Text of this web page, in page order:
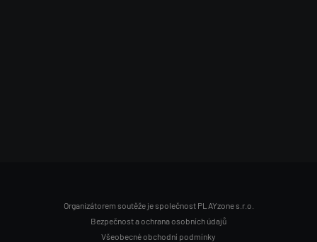
Organizátorem soutěže je společnost PLAYzone s.r.o.
Bezpečnost a ochrana osobních údajů
Všeobecné obchodní podmínky